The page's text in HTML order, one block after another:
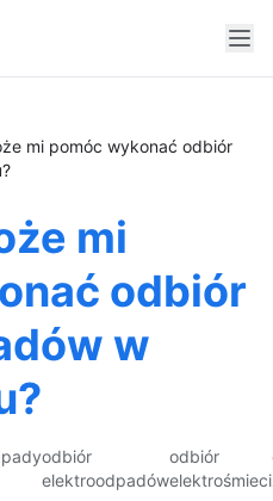
mi pomóc wykonać odbiór
mi
odbiór
w
odbiór
elektroodpadów
odbiór
elektrośmieci